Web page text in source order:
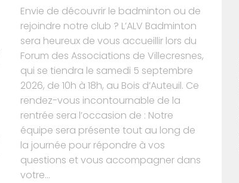
Envie de découvrir le badminton ou de
rejoindre notre club ? L’ALV Badminton
sera heureux de vous accueillir lors du
Forum des Associations de Villecresnes,
qui se tiendra le samedi 5 septembre
2026, de 10h à 18h, au Bois d’Auteuil. Ce
rendez-vous incontournable de la
rentrée sera l’occasion de : Notre
équipe sera présente tout au long de
la journée pour répondre à vos
questions et vous accompagner dans
votre...